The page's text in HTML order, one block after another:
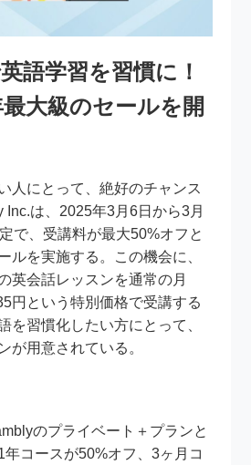
語学習を習慣に！
大級のセールを開
人にとって、絶好のチャンス
Inc.は、2025年3月6日から3月
で、受講料が最大50%オフと
ルを実施する。この機会に、
英会話レッスンを通常の月
円という特別価格で受講する
を習慣化したい方にとって、
が用意されている。
のプライベート＋プランと
コースが50%オフ、3ヶ月コ